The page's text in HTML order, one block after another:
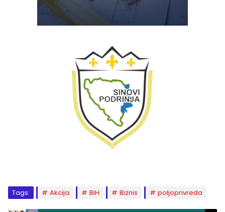
Tags: Akcija BiH Biznis poljoprivreda